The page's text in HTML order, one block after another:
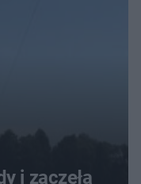
i zaczęła